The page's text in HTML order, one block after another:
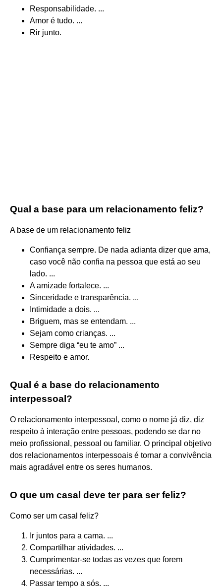
Responsabilidade. ...
Amor é tudo. ...
Rir junto.
Qual a base para um relacionamento feliz?
A base de um relacionamento feliz
Confiança sempre. De nada adianta dizer que ama,
caso você não confia na pessoa que está ao seu
lado. ...
A amizade fortalece. ...
Sinceridade e transparência. ...
Intimidade a dois. ...
Briguem, mas se entendam. ...
Sejam como crianças. ...
Sempre diga “eu te amo” ...
Respeito e amor.
Qual é a base do relacionamento
interpessoal?
O relacionamento interpessoal, como o nome já diz, diz
respeito à interação entre pessoas, podendo se dar no
meio profissional, pessoal ou familiar. O principal objetivo
dos relacionamentos interpessoais é tornar a convivência
mais agradável entre os seres humanos.
O que um casal deve ter para ser feliz?
Como ser um casal feliz?
Ir juntos para a cama. ...
Compartilhar atividades. ...
Cumprimentar-se todas as vezes que forem
necessárias. ...
Passar tempo a sós. ...